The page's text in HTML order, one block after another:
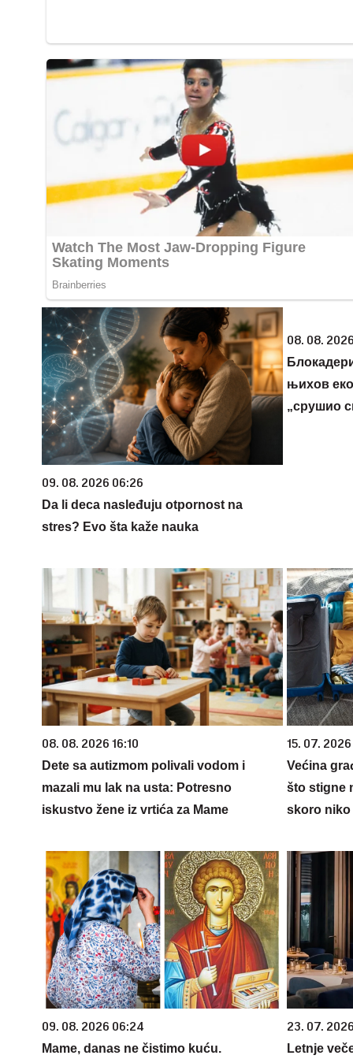
09. 08. 2026 06:26
Da li deca nasleđuju otpornost na
stres? Evo šta kaže nauka
08. 08.
њихов
„срушио
08. 08. 2026 16:10
Dete sa autizmom polivali vodom i
mazali mu lak na usta: Potresno
iskustvo žene iz vrtića za Mame
15. 07.
Većina
što stigne
skoro niko
09. 08. 2026 06:24
Mame, danas ne čistimo kuću.
23. 07.
Letnje